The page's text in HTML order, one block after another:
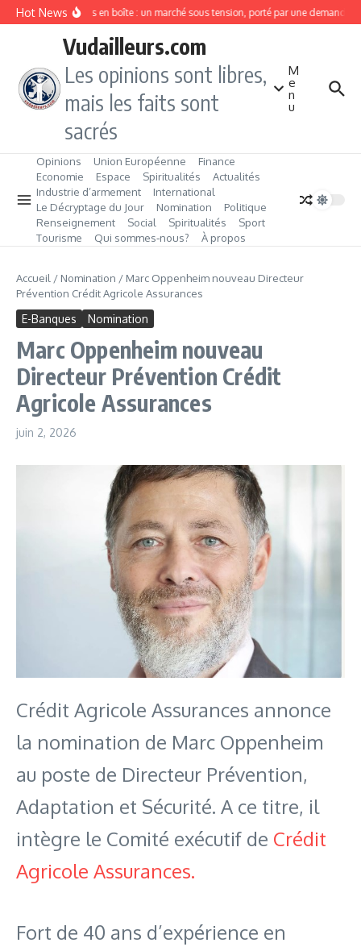
Aller au contenu
Hot NewsSardines en boîte : un marché sous tension, porté par une demande
Vudailleurs.com
Les opinions sont libres,
mais les faits sont
sacrés
M
e
n
u
Opinions Union Européenne
Finance
Economie
Espace Spiritualités
Actualités
Industrie d’armement
International
Le Décryptage du Jour
Nomination
Politique
Renseignement
Social Spiritualités
Sport
Tourisme
Qui sommes‑nous? À propos
Accueil / Nomination / Marc Oppenheim nouveau Directeur
Prévention Crédit Agricole Assurances
E-Banques Nomination
Marc Oppenheim nouveau
Directeur Prévention Crédit
Agricole Assurances
juin 2, 2026
Crédit Agricole Assurances annonce
la nomination de Marc Oppenheim
au poste de Directeur Prévention,
Adaptation et Sécurité. A ce titre, il
intègre le Comité exécutif de Crédit
Agricole Assurances.
Fort de 40 ans d’expérience en